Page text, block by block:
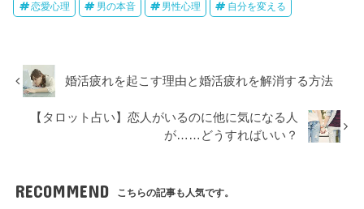
恋愛心理 男の本音 男性心理 自分を変える
婚活疲れを起こす理由と婚活疲れを解消する方法
【タロット占い】恋人がいるのに他に気になる人
が……どうすればいい？
RECOMMEND こちらの記事も人気です。